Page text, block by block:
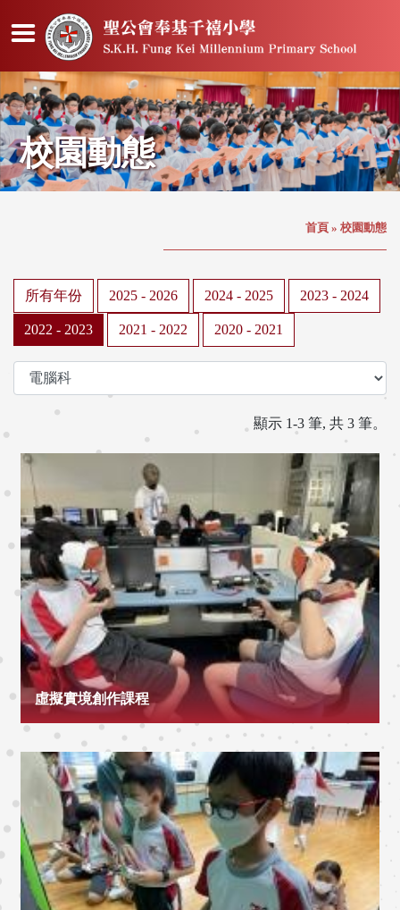
校園動態
首頁 » 校園動態
所有年份 2025 - 2026 2024 - 2025 2023 - 2024
2022 - 2023 2021 - 2022 2020 - 2021
顯示 1-3 筆, 共 3 筆。
虛擬實境創作課程